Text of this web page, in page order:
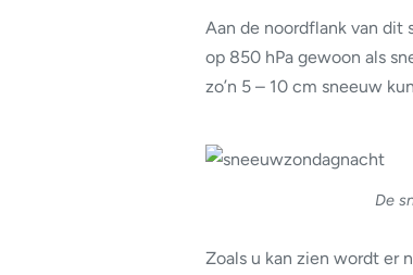
Aan de noordflank van dit
op 850 hPa gewoon als
zo’n 5 – 10 cm sneeuw
De
Zoals u kan zien wordt er